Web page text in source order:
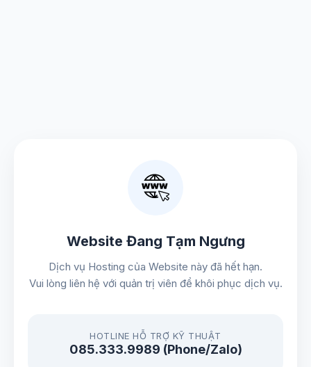
Website Đang Tạm Ngưng
Dịch vụ Hosting của Website này đã hết hạn.
Vui lòng liên hệ với quản trị viên để khôi phục dịch vụ.
HOTLINE HỖ TRỢ KỸ THUẬT
085.333.9989 (Phone/Zalo)